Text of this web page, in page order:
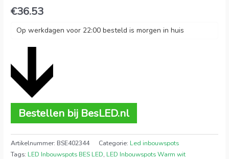
€36.53
Op werkdagen voor 22:00 besteld is morgen in huis
Bestellen bij BesLED.nl
Artikelnummer: BSE402344 Categorie: Led inbouwspots
Tags: LED Inbouwspots BES LED, LED Inbouwspots Warm wit